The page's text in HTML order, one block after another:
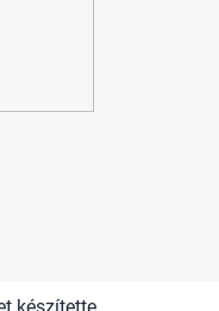
készítette